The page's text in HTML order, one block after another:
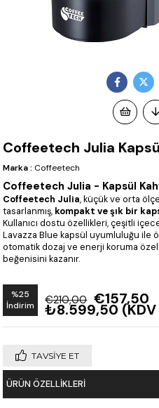
Coffeetech Julia
Marka : Coffeetech
Coffeetech Julia - Kapsül
Coffeetech Julia, küçük ve orta
tasarlanmış, kompakt ve şık bir
Kullanıcı dostu özellikleri, çeşitli
Lavazza Blue kapsül uyumluluğu ile
otomatik dozaj ve enerji koruma
beğenisini kazanır.
%25
İndirim
€210,00 €157,50
₺8.599,50
TAVSIYE ET
ÜRÜN ÖZELLIKLERI